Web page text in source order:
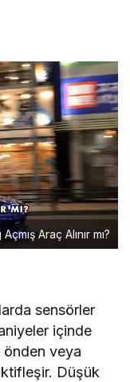
Araç Alınır mı?
sensörler
içinde
önden veya
Düşük